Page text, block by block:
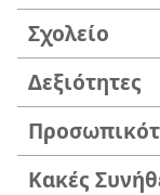
Σχολείο
Δεξιότητες
Κακές